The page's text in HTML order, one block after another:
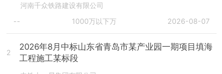
河南千众铁路建设有限公司
--
1000万以下万 2026-08-07
2
2026年8月中标山东省青岛市某产业园一期项目填海
工程施工某标段